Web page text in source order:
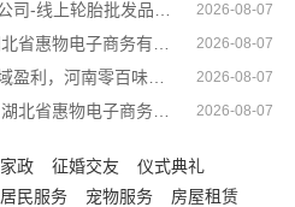
2026-08-07
2026-08-07
河南本地低成本量贩零食全域盈利，河南零百味供应链有限公司 2026-08-07
2025母婴用品平台优缺点，湖北省惠物电子商务有限公司分析 2026-08-07
家政 征婚交友
仪式典礼
居民服务 宠物服务 房屋租赁